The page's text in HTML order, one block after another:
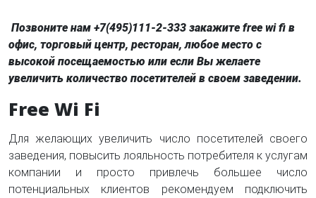
Позвоните нам +7(495)111-2-333 закажите free wi fi в
офис, торговый центр, ресторан, любое место с
высокой посещаемостью или если Вы желаете
увеличить количество посетителей в своем заведении.
Free Wi Fi
Для желающих увеличить число посетителей своего
заведения, повысить лояльность потребителя к услугам
компании и просто привлечь большее число
потенциальных клиентов рекомендуем подключить